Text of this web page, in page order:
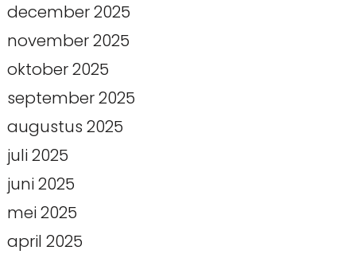
december 2025
november 2025
oktober 2025
september 2025
augustus 2025
juli 2025
juni 2025
mei 2025
april 2025